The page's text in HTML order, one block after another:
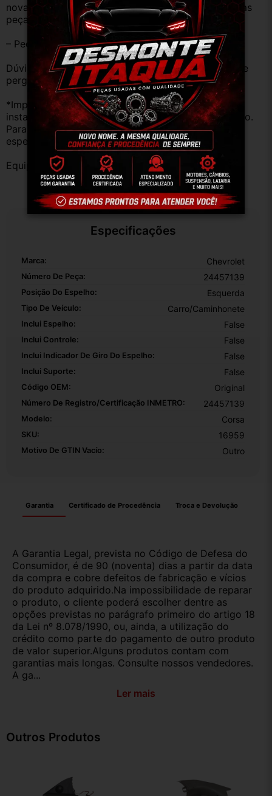
novas e sem uso. No entanto, garantimos que nossas
peças estão em BOM ESTADO e foram testadas.
– Peças são ORIGINAIS USADAS.
Dúvidas sobre uso ou aplicação, utilizar o campo de
perguntas;
*Importante: Não nos responsabilizamos por
instalações inadequadas ou uso indevido do produto.
Para evitar problemas, consulte um profissional
especializado.
Equipe DESMONTE ARUJÁ.
Especificações
Marca: Chevrolet
Número De Peça: 24457139
Posição Do Espelho: Esquerda
Tipo De Veículo: Carro/Caminhonete
Inclui Espelho: False
Inclui Controle: False
Inclui Indicador De Giro Do Espelho: False
Inclui Suporte: False
Código OEM: Original
Número De Registro/certificação INMETRO: 24457139
Modelo: Corsa
SKU: 16959
Motivo De GTIN Vacío: Outro
Garantia Certificado de Procedência Troca e Devolução
A Garantia Legal, prevista no Código de Defesa do
Consumidor, é de 90 (noventa) dias a partir da data
da compra e cobre defeitos de fabricação e vícios
do produto adquirido.Na impossibilidade de reparar
o produto, o cliente poderá escolher dentre as
opções previstas no parágrafo primeiro do artigo 18
da Lei nº 8.078/1990, ou, ainda, a utilização do
crédito como parte do pagamento de outro produto
de valor superior.Alguns produtos contam com
garantias mais longas. Consulte nossos vendedores.
A ga...
Ler mais
Outros Produtos